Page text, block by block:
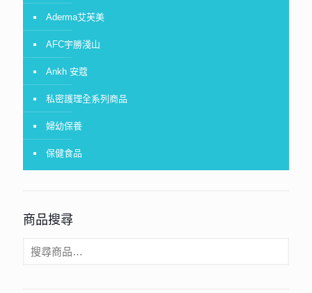
Aderma艾芙美
AFC宇勝淺山
Ankh 安蔻
私密護理全系列商品
婦幼保養
保健食品
商品搜尋